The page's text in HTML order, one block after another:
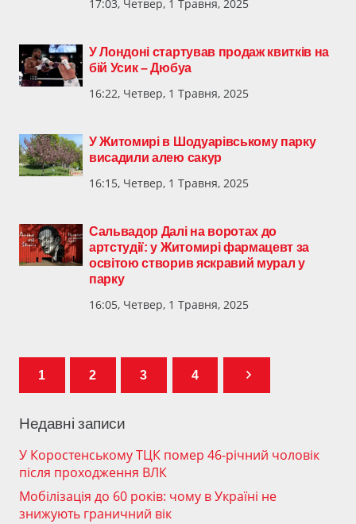
17:03, Четвер, 1 Травня, 2025
У Лондоні стартував продаж квитків на
бій Усик – Дюбуа
16:22, Четвер, 1 Травня, 2025
У Житомирі в Шодуарівському парку
висадили алею сакур
16:15, Четвер, 1 Травня, 2025
Сальвадор Далі на воротах до
артстудії: у Житомирі фармацевт за
освітою створив яскравий мурал у
парку
16:05, Четвер, 1 Травня, 2025
1 2 3 4
Недавні записи
У Коростенському ТЦК помер 46-річний чоловік
після проходження ВЛК
Мобілізація до 60 років: чому в Україні не
знижують граничний вік